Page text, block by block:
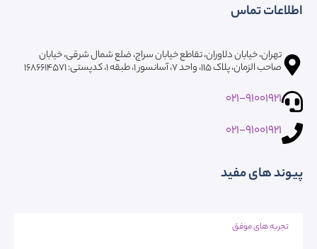
اطلاعات تماس
تهران، خیابان دلاوران، تقاطع خیابان سراج، ضلع شمال شرقی، خیابان
صاحب الزمان، پلاک ۱۱۵، واحد ۷، آسانسور ۱، طبقه 1، کدپستی: ۱۶۸۶۶۱۴۵۷۱
021-91001921
021-91001921
پیوند های مفید
تجربه های موفق